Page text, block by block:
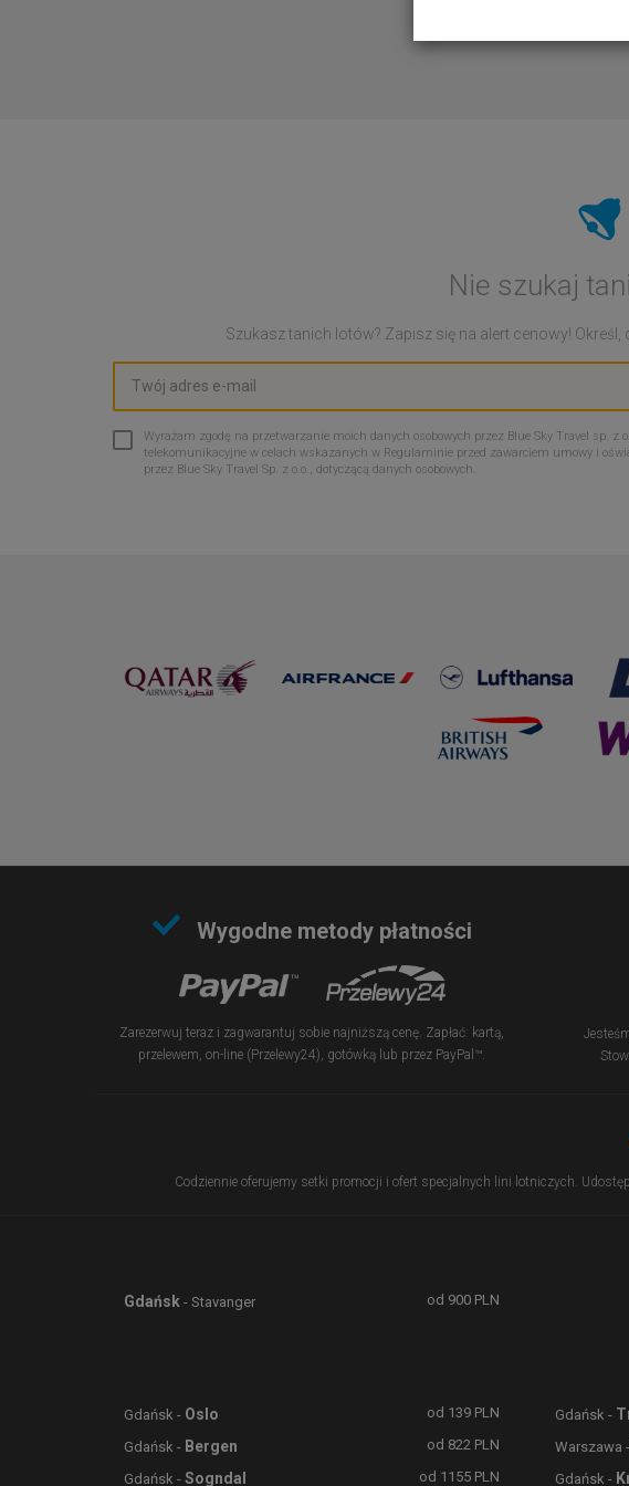
Nie szukaj
Szukasz tanich lotów? Zapisz się na alert cenowy!
Wyrażam zgodę na przetwarzanie moich danych osobowych przez Blue Sky Travel sp.
telekomunikacyjne w celach wskazanych w Regulaminie przed zawarciem umowy i
przez Blue Sky Travel Sp. z o.o., dotyczącą danych osobowych.
Wygodne metody płatności
Zarezerwuj teraz i zagwarantuj sobie najniższą cenę. Zapłać: kartą,
przelewem, on-line (Przelewy24), gotówką lub przez PayPal™.
Codziennie oferujemy setki promocji i ofert specjalnych lini lotniczych.
Gdańsk - Stavanger od 900 PLN
Gdańsk - Oslo od 139 PLN Gdańsk -
Gdańsk - Bergen od 822 PLN Warszawa -
Gdańsk - Sogndal od 1155 PLN Gdańsk -